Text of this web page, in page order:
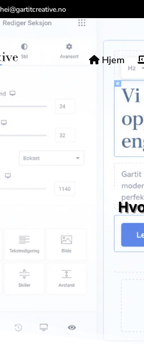
hei@gartitcreative.no
Hjem